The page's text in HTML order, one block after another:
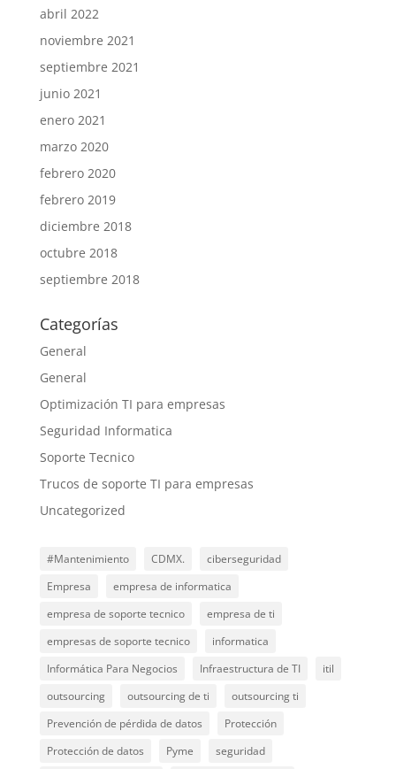
abril 2022
noviembre 2021
septiembre 2021
junio 2021
enero 2021
marzo 2020
febrero 2020
febrero 2019
diciembre 2018
octubre 2018
septiembre 2018
Categorías
General
General
Optimización TI para empresas
Seguridad Informatica
Soporte Tecnico
Trucos de soporte TI para empresas
Uncategorized
#Mantenimiento CDMX.
ciberseguridad
Empresa
empresa de informatica
empresa de soporte tecnico
empresa de ti
empresas de soporte tecnico
informatica
Informática Para Negocios
Infraestructura de TI
itil
outsourcing
outsourcing de ti
outsourcing ti
Prevención de pérdida de datos
Protección
Protección de datos
Pyme
seguridad